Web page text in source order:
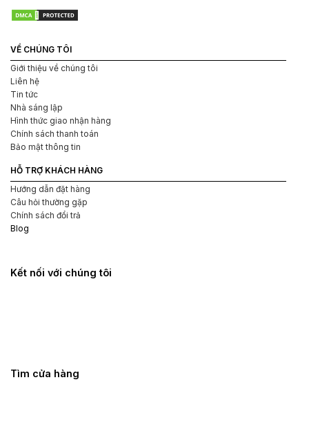
VỀ CHÚNG TÔI
Giới thiệu về chúng tôi
Liên hệ
Tin tức
Nhà sáng lập
Hình thức giao nhận hàng
Chính sách thanh toán
Bảo mật thông tin
HỖ TRỢ KHÁCH HÀNG
Hướng dẫn đặt hàng
Câu hỏi thường gặp
Chính sách đổi trả
Blog
Kết nối với chúng tôi
Tìm cửa hàng